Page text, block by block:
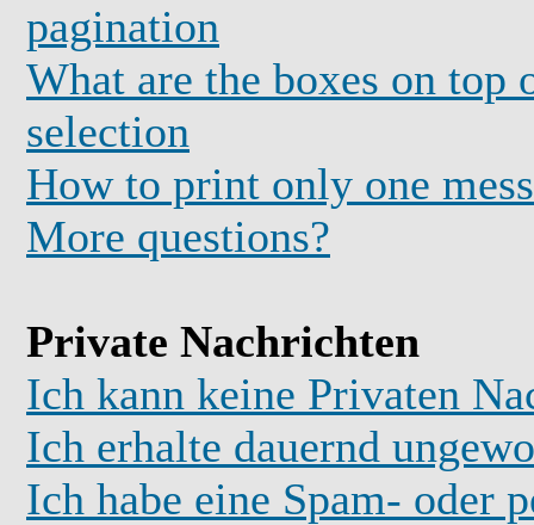
pagination
What are the boxes on top
selection
How to print only one
More questions?
Private Nachrichten
Ich kann keine Privaten
Ich erhalte dauernd
Ich habe eine Spam- oder